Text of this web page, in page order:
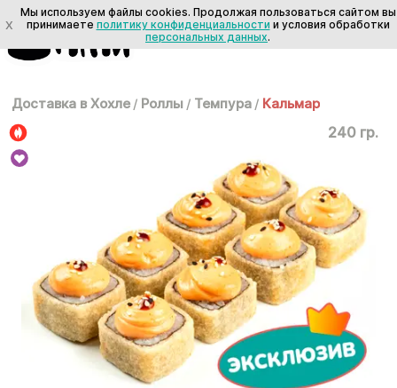
Доставка в Хохле / Роллы / Темпура / Кальмар
240 гр.
X
Мы используем файлы cookies. Продолжая пользоваться сайтом вы
принимаете политику конфиденциальности и условия обработки
персональных данных.